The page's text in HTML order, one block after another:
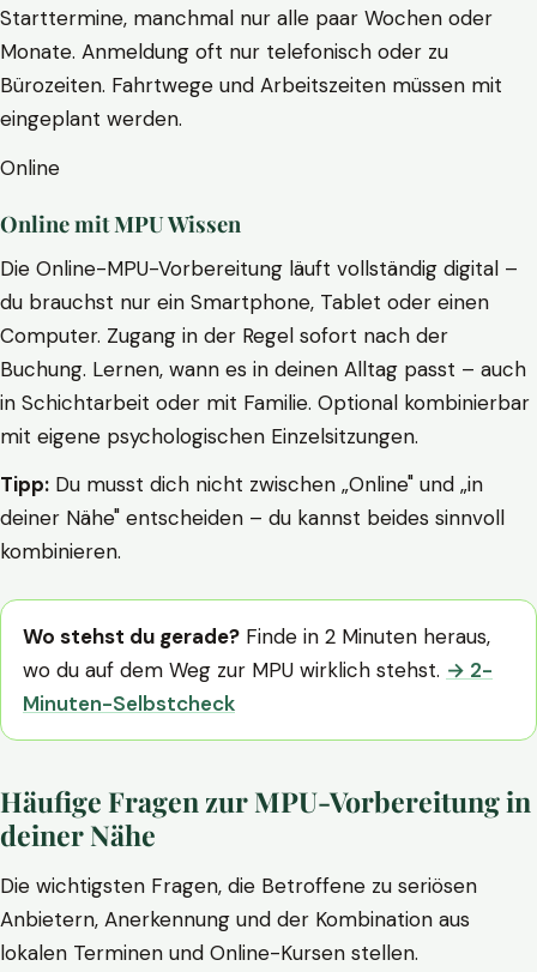
Starttermine, manchmal nur alle paar Wochen oder
Monate. Anmeldung oft nur telefonisch oder zu
Bürozeiten. Fahrtwege und Arbeitszeiten müssen mit
eingeplant werden.
Online
Online mit MPU Wissen
Die Online-MPU-Vorbereitung läuft vollständig digital –
du brauchst nur ein Smartphone, Tablet oder einen
Computer. Zugang in der Regel sofort nach der
Buchung. Lernen, wann es in deinen Alltag passt – auch
in Schichtarbeit oder mit Familie. Optional kombinierbar
mit eigene psychologischen Einzelsitzungen.
Tipp: Du musst dich nicht zwischen „Online" und „in
deiner Nähe" entscheiden – du kannst beides sinnvoll
kombinieren.
Wo stehst du gerade? Finde in 2 Minuten heraus,
wo du auf dem Weg zur MPU wirklich stehst. → 2-
Minuten-Selbstcheck
Häufige Fragen zur MPU-Vorbereitung in
deiner Nähe
Die wichtigsten Fragen, die Betroffene zu seriösen
Anbietern, Anerkennung und der Kombination aus
lokalen Terminen und Online-Kursen stellen.